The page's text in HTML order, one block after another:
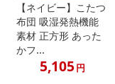
【ネイビー】こたつ
布団 吸湿発熱機能
素材 正方形 あった
かフ...
5,105 円